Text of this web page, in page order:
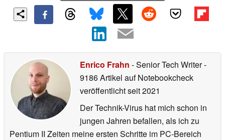
Enrico Frahn - Senior Tech Writer-
9186 Artikel auf Notebookcheck
veröffentlichtseit 2021
Der Technik-Virus hat mich schon in
jungen Jahren befallen, als ich zu
Pentium II Zeiten meine ersten Schritte im PC-Bereich